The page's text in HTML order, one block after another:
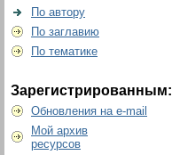
По автору
По заглавию
По тематике
Зарегистрированным:
Обновления на e-mail
Мой архив
ресурсов